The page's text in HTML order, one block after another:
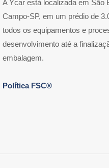
A Ycar está localizada em São
Campo-SP, em um prédio de
todos os equipamentos e
desenvolvimento até a
embalagem.
Política FSC®